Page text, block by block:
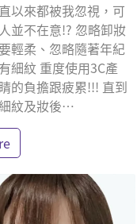
以來都被我忽視，可
並不在意!? 忽略卸妝
輕柔、忽略隨著年紀
細紋 重度使用3C產
的負擔跟疲累!!! 直到
紋及妝後⋯